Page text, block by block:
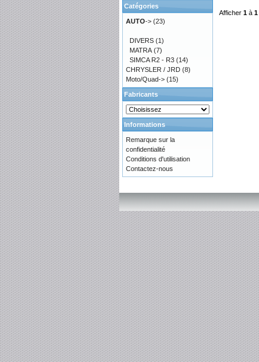
Afficher 1 à 1
Catégories
AUTO-> (23)
DIVERS (1)
MATRA (7)
SIMCA R2 - R3 (14)
CHRYSLER / JRD (8)
Moto/Quad-> (15)
Fabricants
Informations
Remarque sur la
confidentialité
Conditions d'utilisation
Contactez-nous